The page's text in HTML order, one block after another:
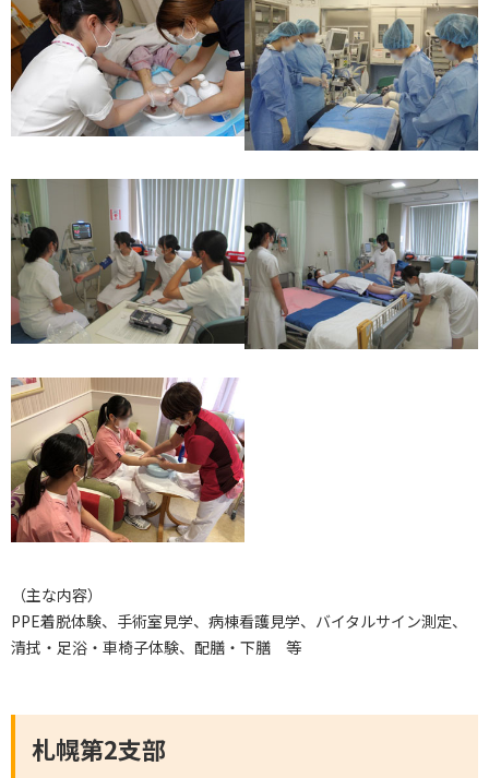
（主な内容）
PPE着脱体験、手術室見学、病棟看護見学、バイタルサイン測定、
清拭・足浴・車椅子体験、配膳・下膳 等
札幌第2支部